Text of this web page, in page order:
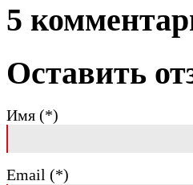
5
Оставить
Имя (*)
Email (*)